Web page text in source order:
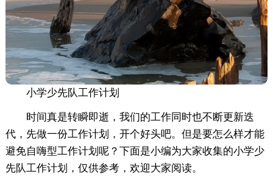
小学少先队工作计划
时间真是转瞬即逝，我们的工作同时也不断更新迭
代，先做一份工作计划，开个好头吧。但是要怎么样才能
避免自嗨型工作计划呢？下面是小编为大家收集的小学少
先队工作计划，仅供参考，欢迎大家阅读。